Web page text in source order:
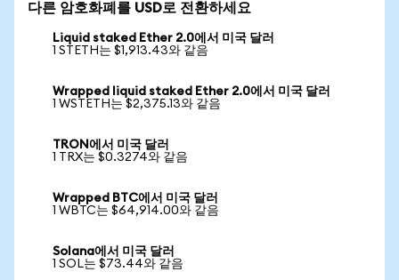
다른 암호화폐를 USD로 전환하세요
Liquid staked Ether 2.0에서 미국 달러
1 STETH는 $1,913.43와 같음
Wrapped liquid staked Ether 2.0에서 미국 달러
1 WSTETH는 $2,375.13와 같음
TRON에서 미국 달러
1 TRX는 $0.3274와 같음
Wrapped BTC에서 미국 달러
1 WBTC는 $64,914.00와 같음
Solana에서 미국 달러
1 SOL는 $73.44와 같음